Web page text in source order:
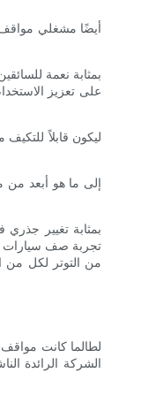
من التوتر لكل من
لطالما كانت